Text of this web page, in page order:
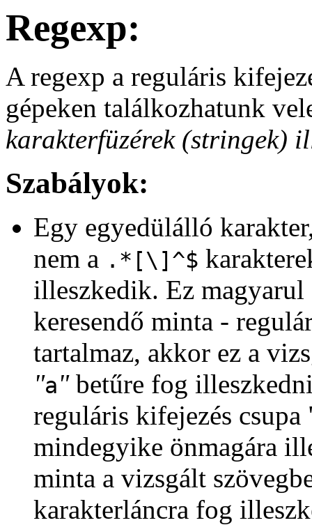
Regexp:
A regexp a reguláris
gépeken találkozhatunk
karakterfüzérek (stringek)
Szabályok:
Egy egyedülálló
nem a .*[\]^$
illeszkedik. Ez
keresendő minta -
tartalmaz, akkor ez a
"a"betűre fog
reguláris kifejezés
mindegyike önmagára
minta a vizsgált
karakterláncra fog